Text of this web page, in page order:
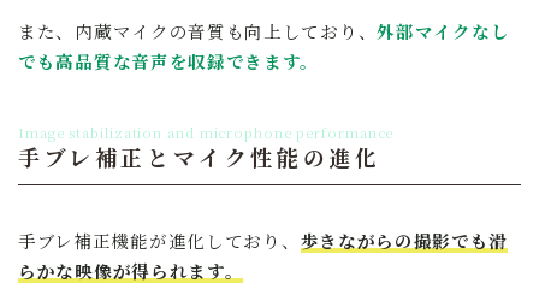
また、内蔵マイクの音質も向上しており、外部マイクなし
でも高品質な音声を収録できます。
Image stabilization and microphone performance
手ブレ補正とマイク性能の進化
手ブレ補正機能が進化しており、 歩きながらの撮影でも滑
らかな映像が得られます。